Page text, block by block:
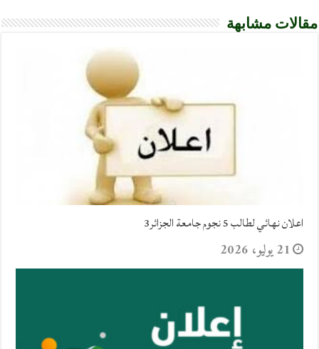
مقالات مشابهة
اعلان نهائي لطالب 5 نجوم جامعة الجزائر3
21 يوليو، 2026